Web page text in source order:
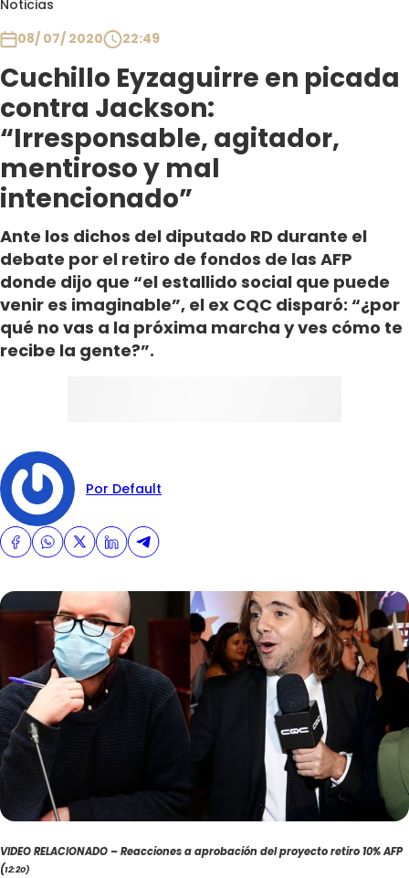
Noticias
08/ 07/ 2020
22:49
Cuchillo Eyzaguirre en picada
contra Jackson:
“Irresponsable, agitador,
mentiroso y mal
intencionado”
Ante los dichos del diputado RD durante el
debate por el retiro de fondos de las AFP
donde dijo que “el estallido social que puede
venir es imaginable”, el ex CQC disparó: “¿por
qué no vas a la próxima marcha y ves cómo te
recibe la gente?”.
Por Default
VIDEO RELACIONADO – Reacciones a aprobación del proyecto retiro 10% AFP
(12:20)
Club De La Comedia
Contigo en Directo
Plan Perfecto
El Tiempo
Sabingo
Todos Los Programas